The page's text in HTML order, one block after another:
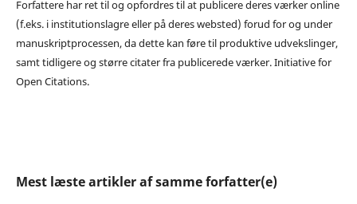
Forfattere har ret til og opfordres til at publicere deres værker online
(f.eks. i institutionslagre eller på deres websted) forud for og under
manuskriptprocessen, da dette kan føre til produktive udvekslinger,
samt tidligere og større citater fra publicerede værker. Initiative for
Open Citations.
Mest læste artikler af samme forfatter(e)